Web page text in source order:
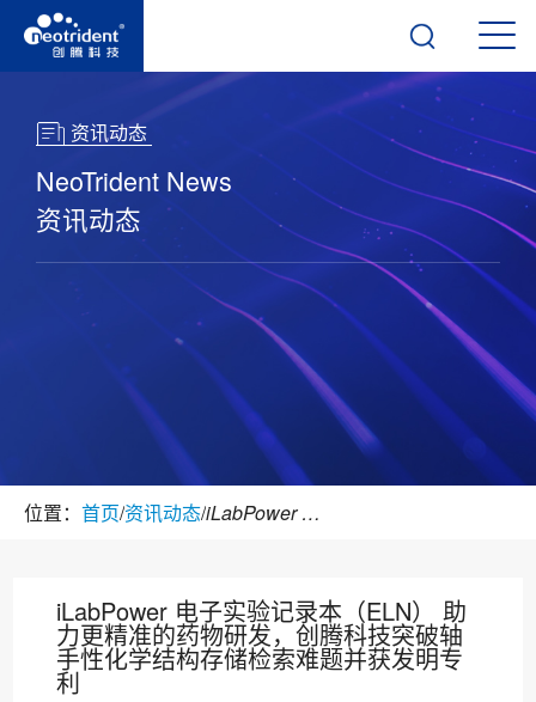
资讯动态
NeoTrident News
资讯动态
位置： 首页/资讯动态/ iLabPower 电子实验记录本（ELN） 助力更精准的药物研发，创腾科技突破轴手性化学结构存储检索难题并获发明专利
iLabPower 电子实验记录本（ELN） 助
力更精准的药物研发，创腾科技突破轴
手性化学结构存储检索难题并获发明专
利